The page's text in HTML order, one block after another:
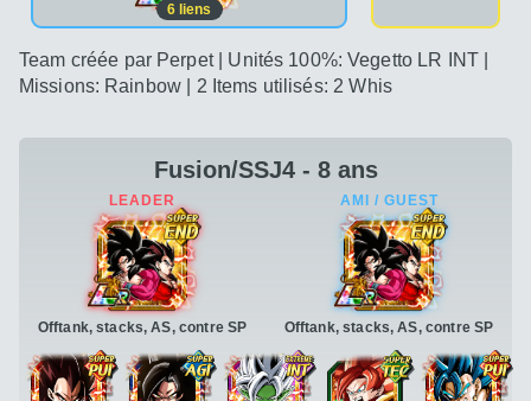
6 liens
Team créée par Perpet | Unités 100%: Vegetto LR INT |
Missions: Rainbow | 2 Items utilisés: 2 Whis
Fusion/SSJ4 - 8 ans
Offtank, stacks, AS, contre SP Offtank, stacks, AS, contre SP